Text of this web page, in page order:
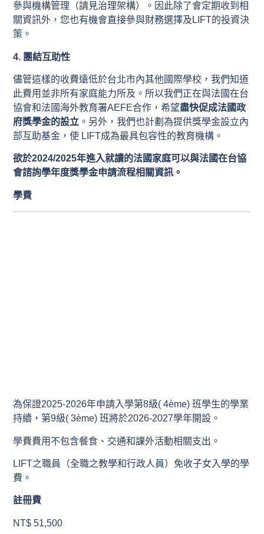
參與機構管理（請見治理架構）。因此除了會定期收到相
關資訊外，您也有機會直接參與財務選擇及LIFT的投資決
策。
4. 團結互助性
儘管這樣的收費遠低於台北市內其他國際學校，我們知道
此費用並非所有家庭能力所及。所以我們正在與法國在台
協會和法國海外教育署AEFE合作，希望盡快促成法國政
府獎學金的設立 。另外，我們也計劃為提供獎學金設立內
部互助基金，使 LIFT成為最具包容性的教育機構。
欲於2024/2025年進入就讀的法國家庭可以與法國在台協
會諮詢學年度獎學金申請流程相關資訊。
學費
為保證2025-2026年申請入學第8級( 4ème) 班學生的學業
持續，第9級( 3ème) 班將於2026-2027學年開設。
學費費用不包含餐食、交通和課外活動相關支出。
LIFT之職員（全職之教學和行政人員）免收子女入學的學
費。
註冊費
NT$ 51,500